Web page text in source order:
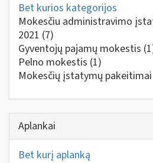
Bet kurios kategorijos
Mokesčiu administravimo
2021 (7)
Gyventojų pajamų mokestis
Pelno mokestis (1)
Mokesčių įstatymų
Aplankai
Bet kurį aplanką